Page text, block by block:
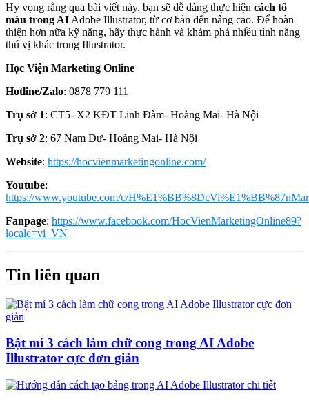
Hy vọng rằng qua bài viết này, bạn sẽ dễ dàng thực hiện cách tô
màu trong AI Adobe Illustrator, từ cơ bản đến nâng cao. Để hoàn
thiện hơn nữa kỹ năng, hãy thực hành và khám phá nhiều tính năng
thú vị khác trong Illustrator.
Học Viện Marketing Online
Hotline/Zalo: 0878 779 111
Trụ sở 1: CT5- X2 KĐT Linh Đàm- Hoàng Mai- Hà Nội
Trụ sở 2: 67 Nam Dư- Hoàng Mai- Hà Nội
Website: https://hocvienmarketingonline.com/
Youtube:
https://www.youtube.com/c/
Fanpage: https://www.facebook.com/HocVienMarketingOnline89?
locale=vi_VN
Tin liên quan
Bật mí 3 cách làm chữ cong trong AI Adobe
Illustrator cực đơn giản